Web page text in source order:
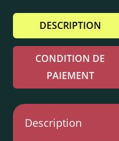
DESCRIPTION
CONDITION DE
PAIEMENT
Description